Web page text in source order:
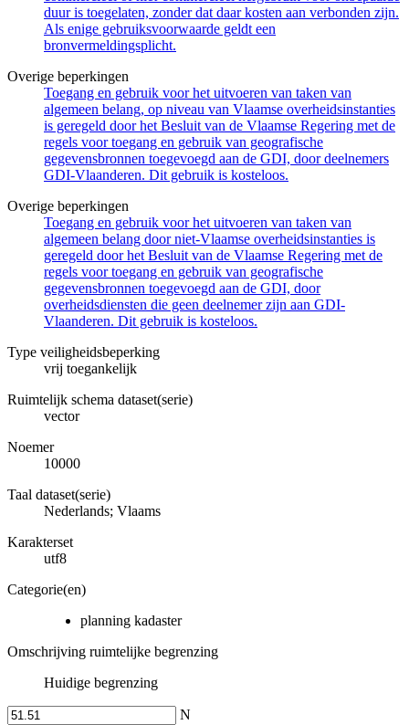
duur is toegelaten, zonder dat daar kosten aan verbonden zijn.
Als enige gebruiksvoorwaarde geldt een
bronvermeldingsplicht.
Overige beperkingen
Toegang en gebruik voor het uitvoeren van taken van
algemeen belang, op niveau van Vlaamse overheidsinstanties
is geregeld door het Besluit van de Vlaamse Regering met de
regels voor toegang en gebruik van geografische
gegevensbronnen toegevoegd aan de GDI, door deelnemers
GDI-Vlaanderen. Dit gebruik is kosteloos.
Overige beperkingen
Toegang en gebruik voor het uitvoeren van taken van
algemeen belang door niet-Vlaamse overheidsinstanties is
geregeld door het Besluit van de Vlaamse Regering met de
regels voor toegang en gebruik van geografische
gegevensbronnen toegevoegd aan de GDI, door
overheidsdiensten die geen deelnemer zijn aan GDI-
Vlaanderen. Dit gebruik is kosteloos.
Type veiligheidsbeperking
vrij toegankelijk
Ruimtelijk schema dataset(serie)
vector
Noemer
10000
Taal dataset(serie)
Nederlands; Vlaams
Karakterset
utf8
Categorie(en)
planning kadaster
Omschrijving ruimtelijke begrenzing
Huidige begrenzing
N